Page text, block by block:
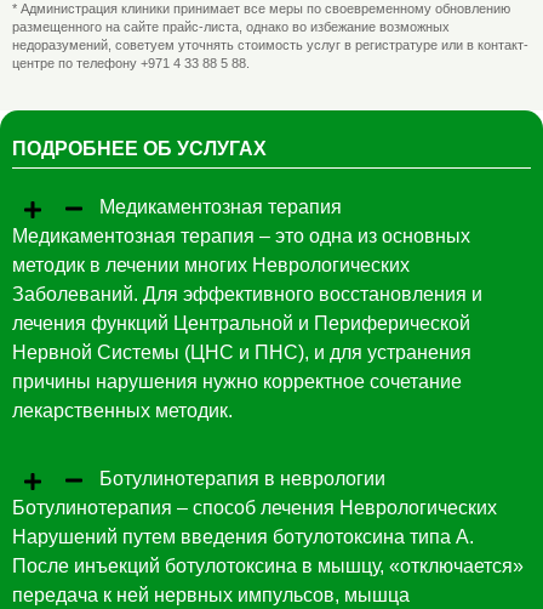
* Администрация клиники принимает все меры по своевременному обновлению
размещенного на сайте прайс-листа, однако во избежание возможных
недоразумений, советуем уточнять стоимость услуг в регистратуре или в контакт-
центре по телефону +971 4 33 88 5 88.
ПОДРОБНЕЕ ОБ УСЛУГАХ
Медикаментозная терапия
Медикaментозная терапия – это одна из основных
методик в лечении многих Неврологических
Заболеваний. Для эффективного восстановления и
лечения функций Центральной и Периферической
Нервной Системы (ЦНС и ПНС), и для устранения
причины нарушения нужно корректное сочетание
лекарственных методик.
Ботулинотерапия в неврологии
Ботулинотерапия – способ лечения Неврологических
Нарушений путем введения ботулотоксина типа А.
После инъекций ботулотоксина в мышцу, «отключается»
передача к ней нервных импульсов, мышца